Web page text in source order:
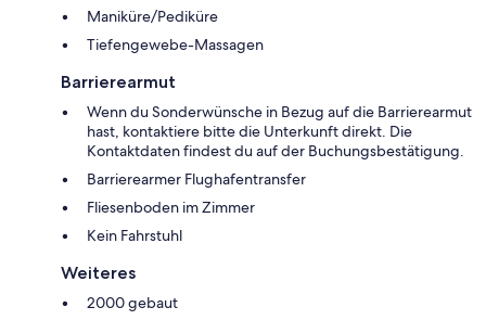
Maniküre/Pediküre
Tiefengewebe-Massagen
Barrierearmut
Wenn du Sonderwünsche in Bezug auf die Barrierearmut
hast, kontaktiere bitte die Unterkunft direkt. Die
Kontaktdaten findest du auf der Buchungsbestätigung.
Barrierearmer Flughafentransfer
Fliesenboden im Zimmer
Kein Fahrstuhl
Weiteres
2000 gebaut